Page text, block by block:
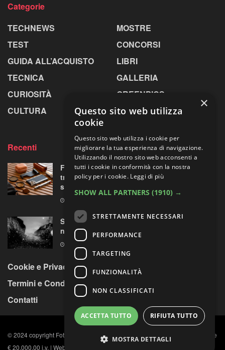
Categorie
TECHNEWS
TEST
GUIDA ALL’ACQUISTO
TECNICA
CURIOSITÀ
CULTURA
MOSTRE
CONCORSI
LIBRI
GALLERIA
GREENPICS
LA RIVISTA
Recenti
Fotorgear Retro Photography Kit: l’iPhone si
traveste da fotocamera, ma ha davvero
senso?
Sperimentazioni artistiche sui paesaggi
nordici
Cookie e Privacy Policy
Termini e Condizioni
Contatti
© 2024 copyright Fotocult s.r.l. C.F. e P. IVA n. 11984891009, Capitale sociale
€ 20.000,00 i.v. | Web design by Arkomedia
×
Questo sito web utilizza
cookie
Questo sito web utilizza i cookie per
migliorare la tua esperienza di navigazione.
Utilizzando il nostro sito web acconsenti a
tutti i cookie in conformità con la nostra
policy per i cookie. Leggi di più
SHOW ALL PARTNERS (1910) →
STRETTAMENTE NECESSARI
PERFORMANCE
TARGETING
FUNZIONALITÀ
NON CLASSIFICATI
ACCETTA TUTTO RIFIUTA TUTTO
MOSTRA DETTAGLI